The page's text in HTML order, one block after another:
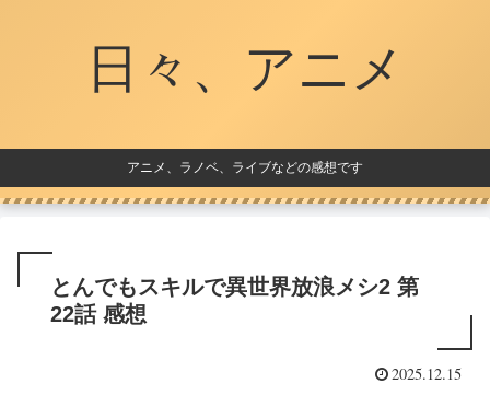
日々、アニメ
アニメ、ラノベ、ライブなどの感想です
とんでもスキルで異世界放浪メシ2 第
22話 感想
2025.12.15